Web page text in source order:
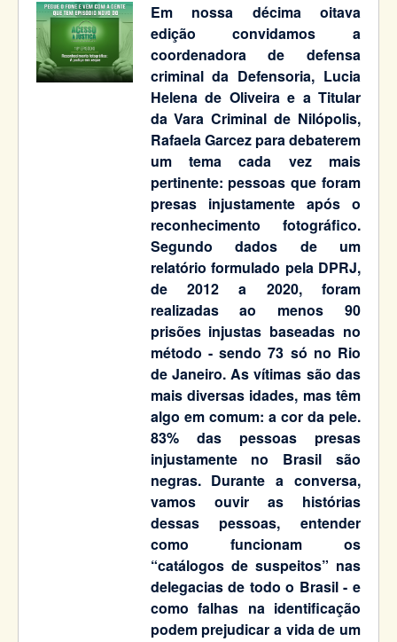
Em nossa décima oitava
edição convidamos a
coordenadora de defensa
criminal da Defensoria, Lucia
Helena de Oliveira e a Titular
da Vara Criminal de Nilópolis,
Rafaela Garcez para debaterem
um tema cada vez mais
pertinente: pessoas que foram
presas injustamente após o
reconhecimento fotográfico.
Segundo dados de um
relatório formulado pela DPRJ,
de 2012 a 2020, foram
realizadas ao menos 90
prisões injustas baseadas no
método - sendo 73 só no Rio
de Janeiro. As vítimas são das
mais diversas idades, mas têm
algo em comum: a cor da pele.
83% das pessoas presas
injustamente no Brasil são
negras. Durante a conversa,
vamos ouvir as histórias
dessas pessoas, entender
como funcionam os
“catálogos de suspeitos” nas
delegacias de todo o Brasil - e
como falhas na identificação
podem prejudicar a vida de um